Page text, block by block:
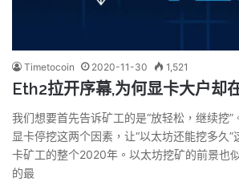
Timetocoin 2020-11-30 1,521
Eth2拉开序幕,为何显卡大户却
我们想要首先告诉矿工的是“放轻松，继续挖
显卡停挖这两个因素，让“以太坊还能挖多久”
卡矿工的整个2020年。以太坊挖矿的前景也
的最